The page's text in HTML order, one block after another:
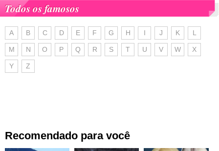
Todos os famosos
A B C D E F G H I J K L
M N O P Q R S T U V W X
Y Z
Recomendado para você